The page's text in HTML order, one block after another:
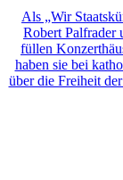
Als „Wir
Robert Palfrader
füllen
haben sie bei
über die Freiheit